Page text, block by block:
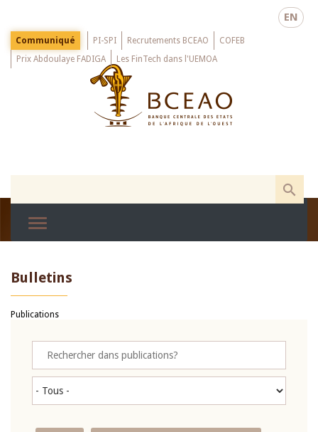
main
EN
Menu
Top
Communiqué PI-SPI Recrutements BCEAO
COFEB
Prix Abdoulaye FADIGA
Les FinTech dans l'UEMOA
Bulletins
Publications